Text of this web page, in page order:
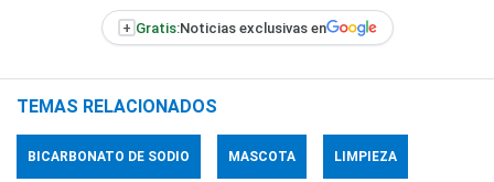
+ Gratis:Noticias exclusivas en
TEMAS RELACIONADOS
BICARBONATO DE SODIO MASCOTA LIMPIEZA